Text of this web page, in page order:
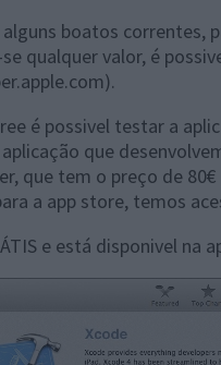
boatos correntes,
qualquer valor, é
é possivel testar a
que
que tem o preço de
a app store, temos
e está disponivel na